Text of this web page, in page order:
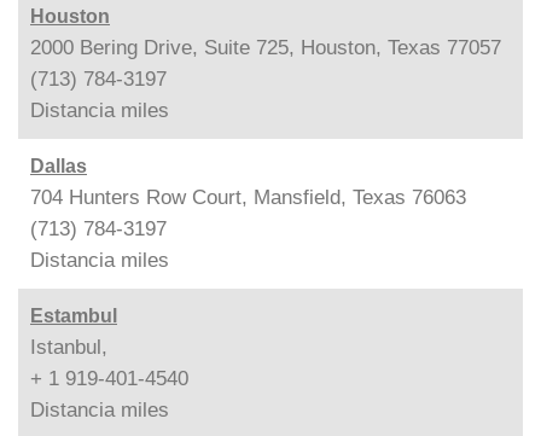
Houston
2000 Bering Drive, Suite 725, Houston, Texas 77057
(713) 784-3197
Distancia miles
Dallas
704 Hunters Row Court, Mansfield, Texas 76063
(713) 784-3197
Distancia miles
Estambul
Istanbul,
+ 1 919-401-4540
Distancia miles